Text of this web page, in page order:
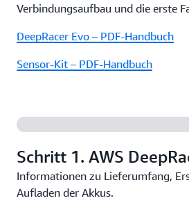
Verbindungsaufbau und die erste
DeepRacer Evo – PDF-Handbuch
Sensor-Kit – PDF-Handbuch
Schritt 1. AWS
Informationen zu Lieferumfang,
Aufladen der Akkus.